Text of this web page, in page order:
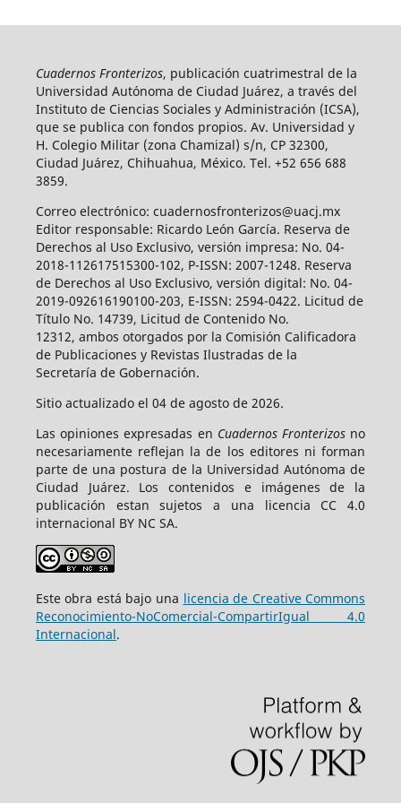
Cuadernos Fronterizos, publicación cuatrimestral de la
Universidad Autónoma de Ciudad Juárez, a través del
Instituto de Ciencias Sociales y Administración (ICSA),
que se publica con fondos propios. Av. Universidad y
H. Colegio Militar (zona Chamizal) s/n, CP 32300,
Ciudad Juárez, Chihuahua, México. Tel. +52 656 688
3859.
Correo electrónico: cuadernosfronterizos@uacj.mx
Editor responsable: Ricardo León García. Reserva de
Derechos al Uso Exclusivo, versión impresa: No. 04-
2018-112617515300-102, P-ISSN: 2007-1248. Reserva
de Derechos al Uso Exclusivo, versión digital: No. 04-
2019-092616190100-203, E-ISSN: 2594-0422. Licitud de
Título No. 14739, Licitud de Contenido No.
12312, ambos otorgados por la Comisión Calificadora
de Publicaciones y Revistas Ilustradas de la
Secretaría de Gobernación.
Sitio actualizado el 04 de agosto de 2026.
Las opiniones expresadas en Cuadernos Fronterizosno
necesariamente reflejan la de los editores ni forman
parte de una postura de la Universidad Autónoma de
Ciudad Juárez. Los contenidos e imágenes de la
publicación estan sujetos a una licencia CC 4.0
internacional BY NC SA.
Este obra está bajo una licencia de Creative Commons
Reconocimiento-NoComercial-CompartirIgual 4.0
Internacional.